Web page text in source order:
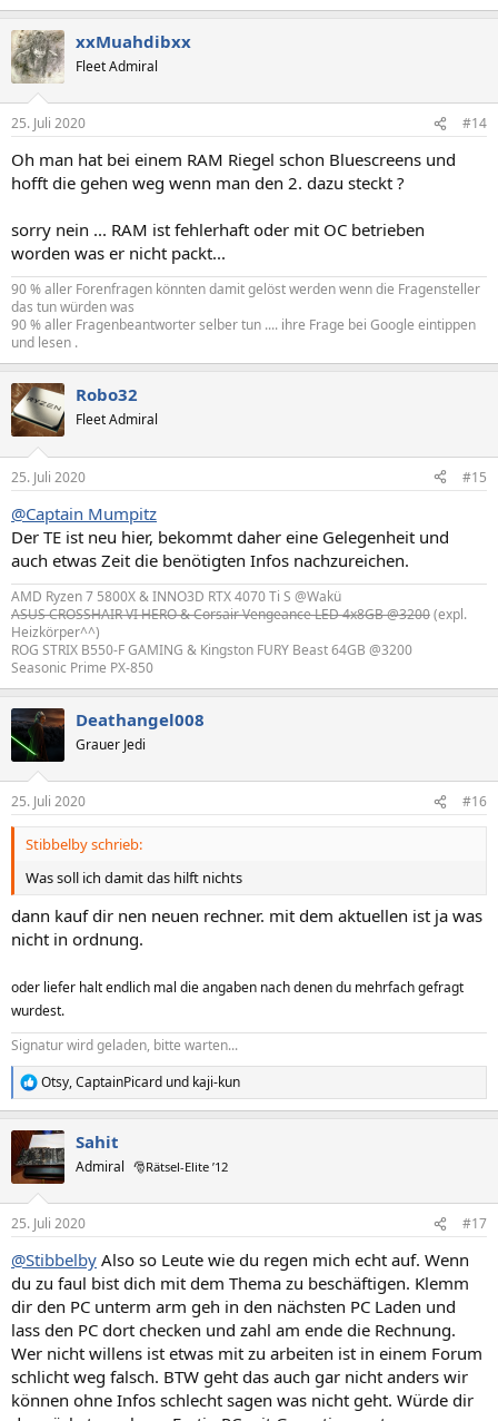
xxMuahdibxx
Fleet Admiral
25. Juli 2020 #14
Oh man hat bei einem RAM Riegel schon Bluescreens und
hofft die gehen weg wenn man den 2. dazu steckt ?
sorry nein ... RAM ist fehlerhaft oder mit OC betrieben
worden was er nicht packt...
90 % aller Forenfragen könnten damit gelöst werden wenn die Fragensteller
das tun würden was
90 % aller Fragenbeantworter selber tun .... ihre Frage bei Google eintippen
und lesen .
Robo32
Fleet Admiral
25. Juli 2020 #15
@Captain Mumpitz
Der TE ist neu hier, bekommt daher eine Gelegenheit und
auch etwas Zeit die benötigten Infos nachzureichen.
AMD Ryzen 7 5800X & INNO3D RTX 4070 Ti S @Wakü
ASUS CROSSHAIR VI HERO & Corsair Vengeance LED 4x8GB @3200(expl.
Heizkörper^^)
ROG STRIX B550-F GAMING & Kingston FURY Beast 64GB @3200
Seasonic Prime PX-850
Deathangel008
Grauer Jedi
25. Juli 2020 #16
Stibbelby schrieb:
Was soll ich damit das hilft nichts
dann kauf dir nen neuen rechner. mit dem aktuellen ist ja was
nicht in ordnung.
oder liefer halt endlich mal die angaben nach denen du mehrfach gefragt
wurdest.
Signatur wird geladen, bitte warten...
R
e
k
t
i
e
:
Otsy,CaptainPicard und kaji-kun
Sahit
Admiral 🎅Rätsel-Elite ’12
25. Juli 2020 #17
@Stibbelby Also so Leute wie du regen mich echt auf. Wenn
du zu faul bist dich mit dem Thema zu beschäftigen. Klemm
dir den PC unterm arm geh in den nächsten PC Laden und
lass den PC dort checken und zahl am ende die Rechnung.
Wer nicht willens ist etwas mit zu arbeiten ist in einem Forum
schlicht weg falsch. BTW geht das auch gar nicht anders wir
können ohne Infos schlecht sagen was nicht geht. Würde dir